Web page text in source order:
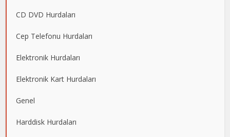
CD DVD Hurdaları
Cep Telefonu Hurdaları
Elektronik Hurdaları
Elektronik Kart Hurdaları
Genel
Harddisk Hurdaları